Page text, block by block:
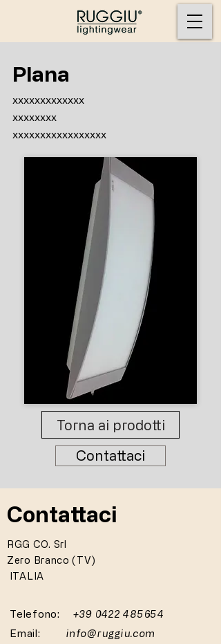
Plana
xxxxxxxxxxxxx​
xxxxxxxx
xxxxxxxxxxxxxxxxx
Torna ai prodotti
Contattaci
Contattaci
RGG CO. Srl
Zero Branco (TV)
ITALIA
Telefono:
+39 0422 485654
Email: info@ruggiu.com